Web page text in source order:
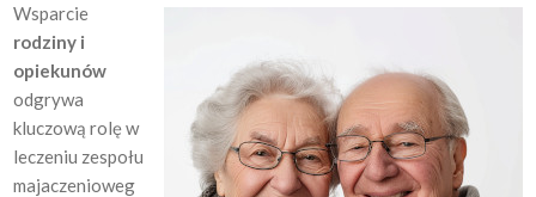
Wsparcie
rodziny i
opiekunów
odgrywa
kluczową rolę w
leczeniu zespołu
majaczenioweg